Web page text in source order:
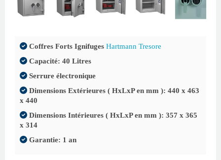
Coffres Forts Ignifuges Hartmann Tresore
Capacité: 40 Litres
Serrure électronique
Dimensions Extérieures ( HxLxP en mm ): 440 x 463
x 440
Dimensions Intérieures ( HxLxP en mm ): 357 x 365
x 314
Garantie: 1 an